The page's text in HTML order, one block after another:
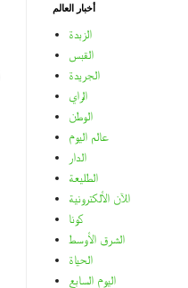
أخبار العالم
الزبدة
القبس
الجريدة
الراي
الوطن
عالم اليوم
الدار
الطليعة
الآن الألكترونية
كونا
الشرق الأوسط
الحياة
اليوم السابع